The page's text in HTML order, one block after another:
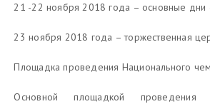
21 -22 ноября 2018 года – основные дни
23 ноября 2018 года – торжественная
Площадка проведения Национального
Основной площадкой проведения